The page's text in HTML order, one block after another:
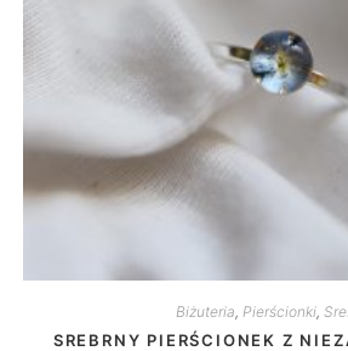
Biżuteria, Pierścionki,
SREBRNY PIERŚCIONEK Z